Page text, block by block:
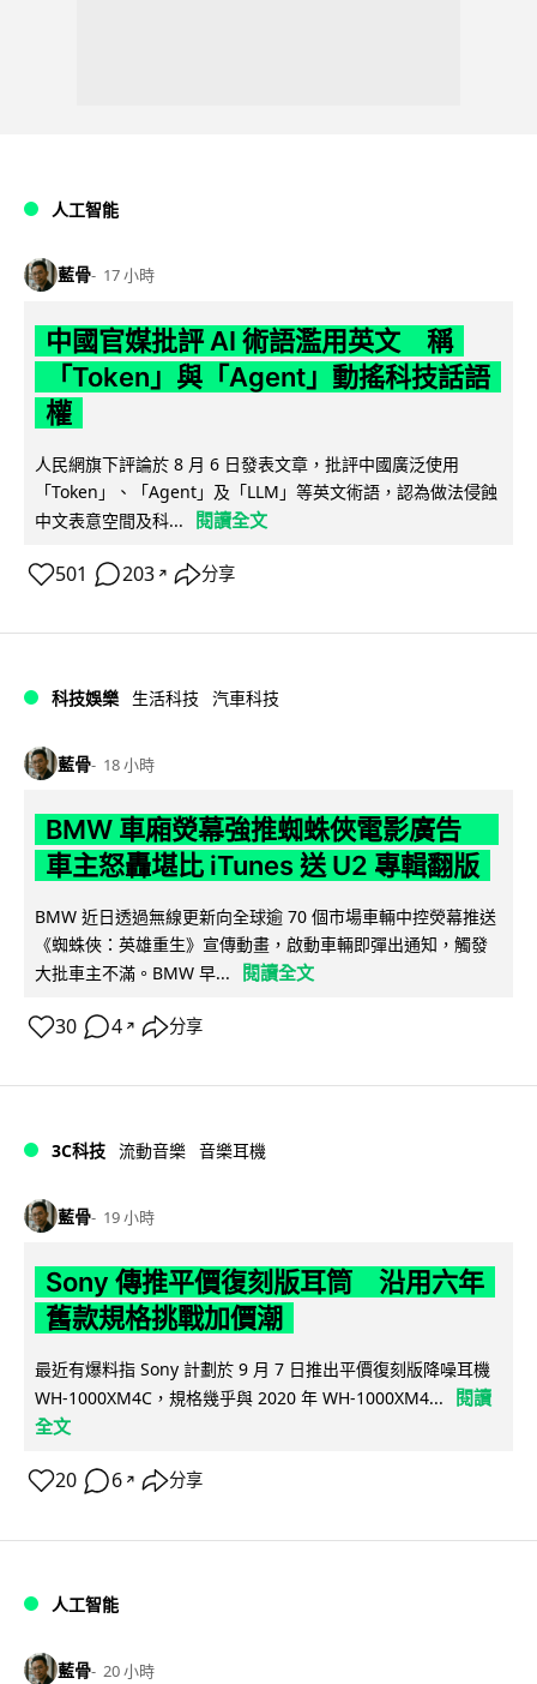
人工智能
藍骨 17 小時
中國官媒批評 AI 術語濫用英文 稱
「Token」與「Agent」動搖科技話語
權
人民網旗下評論於 8 月 6 日發表文章，批評中國廣泛使用
「Token」、「Agent」及「LLM」等英文術語，認為做法侵蝕
中文表意空間及科...
閱讀全文
501 203 ↗ 分享
科技娛樂 生活科技 汽車科技
藍骨 18 小時
BMW 車廂熒幕強推蜘蛛俠電影廣告
車主怒轟堪比 iTunes 送 U2 專輯翻版
BMW 近日透過無線更新向全球逾 70 個市場車輛中控熒幕推送
《蜘蛛俠：英雄重生》宣傳動畫，啟動車輛即彈出通知，觸發
大批車主不滿。BMW 早...
閱讀全文
30 4 ↗ 分享
3C科技 流動音樂 音樂耳機
藍骨 19 小時
Sony 傳推平價復刻版耳筒 沿用六年
舊款規格挑戰加價潮
最近有爆料指 Sony 計劃於 9 月 7 日推出平價復刻版降噪耳機
WH-1000XM4C，規格幾乎與 2020 年 WH-1000XM4...
閱讀
全文
20 6 ↗ 分享
人工智能
藍骨 20 小時